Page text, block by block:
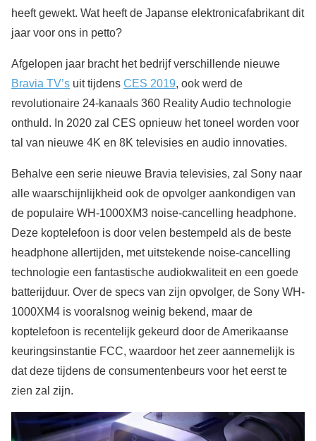
heeft gewekt. Wat heeft de Japanse elektronicafabrikant dit
jaar voor ons in petto?
Afgelopen jaar bracht het bedrijf verschillende nieuwe
Bravia TV’s uit tijdens CES 2019, ook werd de
revolutionaire 24-kanaals 360 Reality Audio technologie
onthuld. In 2020 zal CES opnieuw het toneel worden voor
tal van nieuwe 4K en 8K televisies en audio innovaties.
Behalve een serie nieuwe Bravia televisies, zal Sony naar
alle waarschijnlijkheid ook de opvolger aankondigen van
de populaire WH-1000XM3 noise-cancelling headphone.
Deze koptelefoon is door velen bestempeld als de beste
headphone allertijden, met uitstekende noise-cancelling
technologie een fantastische audiokwaliteit en een goede
batterijduur. Over de specs van zijn opvolger, de Sony WH-
1000XM4 is vooralsnog weinig bekend, maar de
koptelefoon is recentelijk gekeurd door de Amerikaanse
keuringsinstantie FCC, waardoor het zeer aannemelijk is
dat deze tijdens de consumentenbeurs voor het eerst te
zien zal zijn.